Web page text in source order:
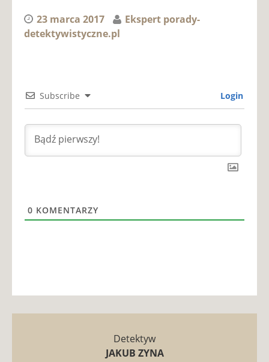
23 marca 2017
Ekspert porady-
detektywistyczne.pl
Subscribe Login
0 KOMENTARZY
Detektyw
JAKUB ZYNA